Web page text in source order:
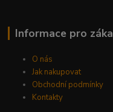
Informace pro
O nás
Jak nakupovat
Obchodní podmínky
Kontakty